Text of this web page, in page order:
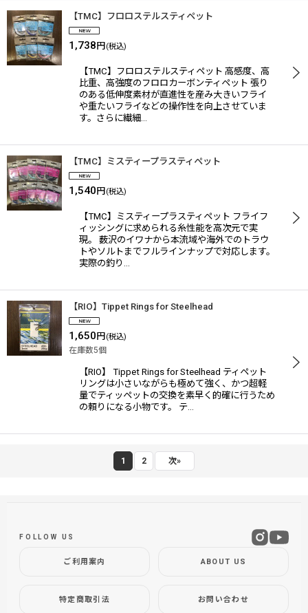
【TMC】フロロステルスティペット
1,738 円 (税込)
【TMC】フロロステルスティペット 高感度、高
比重、高強度のフロロカーボンティペット 張り
のある低伸度素材が直進性を産み大きいフライ
や重たいフライなどの操作性を向上させていま
す。さらに繊細…
【TMC】ミスティープラスティペット
1,540 円 (税込)
【TMC】ミスティープラスティペット フライフ
ィッシングに求められる糸性能を高次元で実
現。 薮沢のイワナから本流域や海外でのトラウ
トやソルトまでフルラインナップで対応します。
実際の釣り…
【RIO】Tippet Rings for Steelhead
1,650 円 (税込)
在庫数5個
【RIO】 Tippet Rings for Steelhead ティペット
リングは小さいながらも極めて強く、かつ超軽
量でティッペットの交換を素早く的確に行うため
の頼りになる小物です。 テ…
1 2 次»
ご利用案内 ABOUT US
特定商取引法 お問い合わせ
FOLLOW US